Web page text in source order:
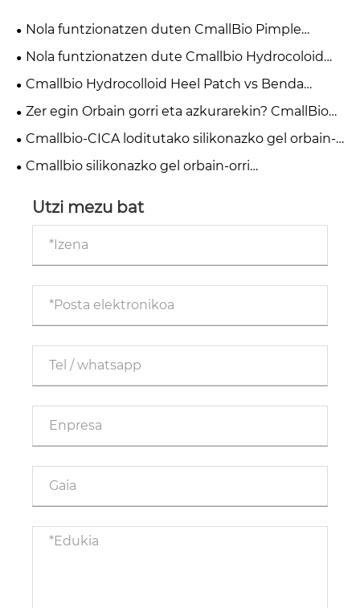
Nola funtzionatzen duten CmallBio Pimple
Adabakiak larruazal garbiagorako?
Nola funtzionatzen dute Cmallbio Hydrocoloid
Dressings: Zergatik da hobea "Sendatze hezea"
"Sendatze lehorra" baino?
Cmallbio Hydrocolloid Heel Patch vs Benda
arruntak: Zergatik sendatzen dituzte babak
azkarrago?
Zer egin Orbain gorri eta azkurarekin? CmallBio
silikonazko gel orbain xaflak lagun dezake
Cmallbio-CICA loditutako silikonazko gel orbain-
orria: kirurgia osteko orbainen arretarako aukera
Cmallbio silikonazko gel orbain-orri
globala
Utzi mezu bat